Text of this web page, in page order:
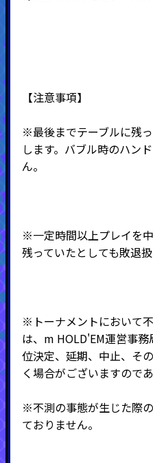
【注意事項】
※最後までテーブルに残
します。バブル時のハン
ん。
※一定時間以上プレイを
残っていたとしても敗退扱
※トーナメントにおいて
は、m HOLD'EM運営事
位決定、延期、中止、そ
く場合がございますので
※不測の事態が生じた際
ておりません。